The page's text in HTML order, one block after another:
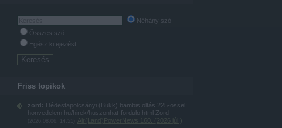
Néhány szó
Összes szó
Egész kifejezést
Friss topikok
zord: Dédestapolcsányi (Bükk) bambis oltás 225-össel:
honvedelem.hu/hirek/huszonhat-fordulo.html Zord
Air(Land)PowerNews 160. (2026 júl.)